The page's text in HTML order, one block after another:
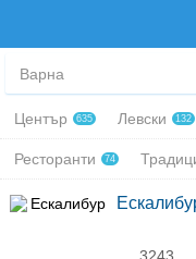
Варна
Център 635 Левски 132
Ресторанти 74